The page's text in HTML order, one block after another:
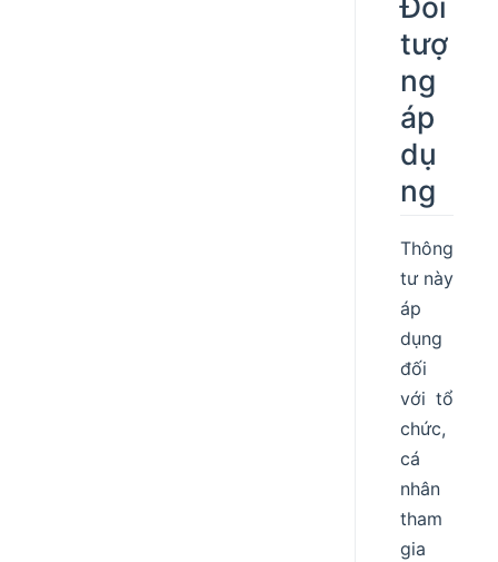
tượ
ng
áp
dụ
ng
Thông
tư này
áp
dụng
đối
với tổ
chức,
cá
nhân
tham
gia